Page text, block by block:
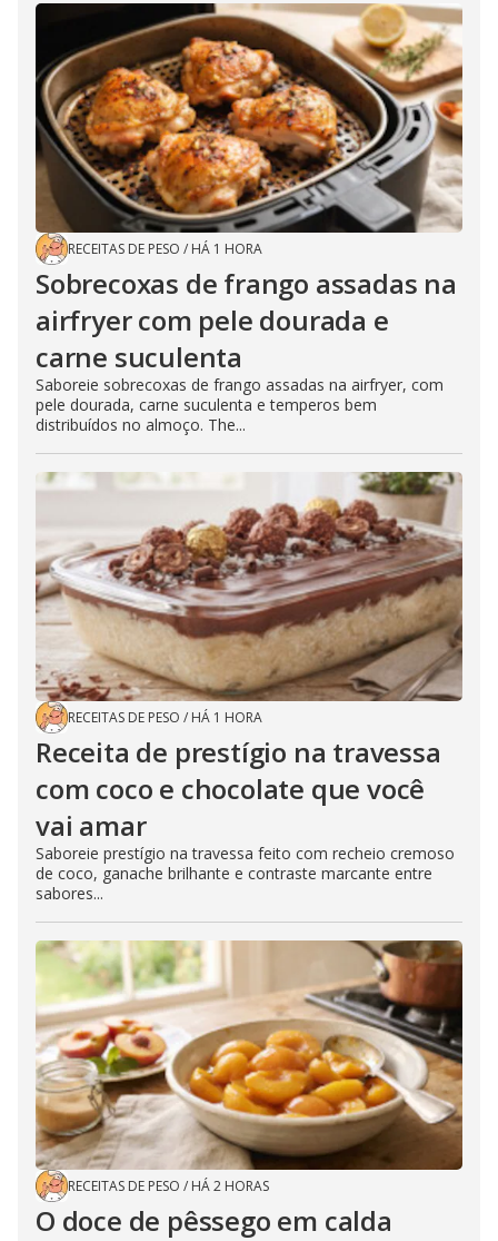
RECEITAS DE PESO / HÁ 1 HORA
Sobrecoxas de frango assadas na
airfryer com pele dourada e
carne suculenta
Saboreie sobrecoxas de frango assadas na airfryer, com
pele dourada, carne suculenta e temperos bem
distribuídos no almoço. The...
RECEITAS DE PESO / HÁ 1 HORA
Receita de prestígio na travessa
com coco e chocolate que você
vai amar
Saboreie prestígio na travessa feito com recheio cremoso
de coco, ganache brilhante e contraste marcante entre
sabores...
RECEITAS DE PESO / HÁ 2 HORAS
O doce de pêssego em calda